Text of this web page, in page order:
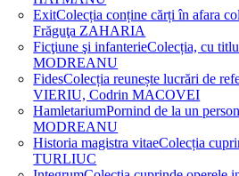
ExitColecția conține cărți în afara
Frăguţa ZAHARIA
Ficţiune şi infanterieColecția, cu
MODREANU
FidesColecția reunește lucrări de
VIERIU, Codrin MACOVEI
HamletariumPornind de la un
MODREANU
Historia magistra vitaeColecția
TURLIUC